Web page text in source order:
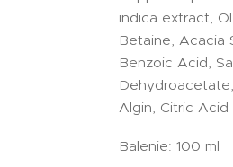
indica extract,
Betaine, Acacia
Benzoic Acid,
Algin, Citric Acid
Balenie: 100 ml